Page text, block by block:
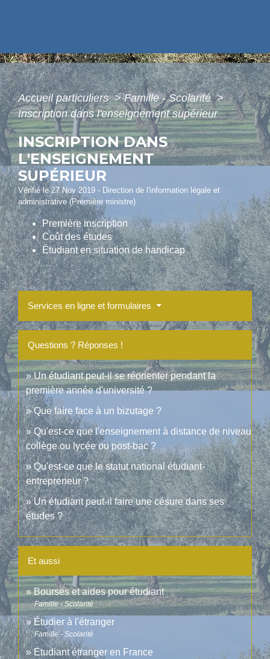
Accueil particuliers> Famille - Scolarité>
Inscription dans l'enseignement supérieur
INSCRIPTION DANS
L'ENSEIGNEMENT
SUPÉRIEUR
Vérifié le 27 Nov 2019 - Direction de l'information légale et
administrative (Première ministre)
Première inscription
Coût des études
Étudiant en situation de handicap
Services en ligne et formulaires
Questions ? Réponses !
Un étudiant peut-il se réorienter pendant la
première année d'université ?
Que faire face à un bizutage ?
Qu'est-ce que l'enseignement à distance de niveau
collège ou lycée ou post-bac ?
Qu'est-ce que le statut national étudiant-
entrepreneur ?
Un étudiant peut-il faire une césure dans ses
études ?
Et aussi
Bourses et aides pour étudiant
Famille - Scolarité
Étudier à l'étranger
Famille - Scolarité
Étudiant étranger en France